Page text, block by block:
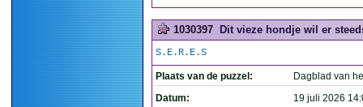
1030397 Dit vieze hondje wil er
S.E.R.E.S
Plaats van de puzzel:
Dagblad van
Datum:
19 juli 2026